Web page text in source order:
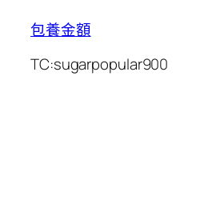
包養金額
TC:sugarpopular900